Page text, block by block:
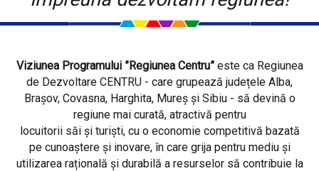
Viziunea Programului ”Regiunea Centru”este ca Regiunea
de Dezvoltare CENTRU - care grupează județele Alba,
Brașov, Covasna, Harghita, Mureș și Sibiu - să devină o
regiune mai curată, atractivă pentru
locuitorii săi și turiști, cu o economie competitivă bazată
pe cunoaștere și inovare, în care grija pentru mediu și
utilizarea rațională și durabilă a resurselor să contribuie la